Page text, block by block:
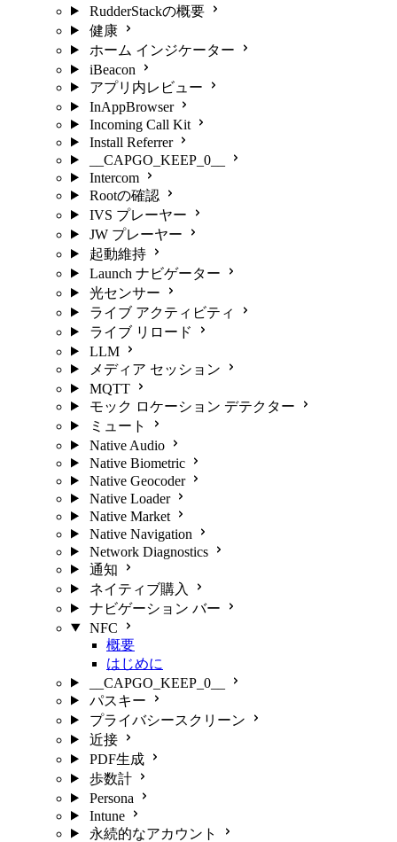
RudderStackの概要
健康
ホーム インジケーター
iBeacon
アプリ内レビュー
InAppBrowser
Incoming Call Kit
Install Referrer
__CAPGO_KEEP_0__
Intercom
Rootの確認
IVS プレーヤー
JW プレーヤー
起動維持
Launch ナビゲーター
光センサー
ライブ アクティビティ
ライブ リロード
LLM
メディア セッション
MQTT
モック ロケーション デテクター
ミュート
Native Audio
Native Biometric
Native Geocoder
Native Loader
Native Market
Native Navigation
Network Diagnostics
通知
ネイティブ購入
ナビゲーション バー
NFC
概要
はじめに
__CAPGO_KEEP_0__
パスキー
プライバシースクリーン
近接
PDF生成
歩数計
Persona
Intune
永続的なアカウント